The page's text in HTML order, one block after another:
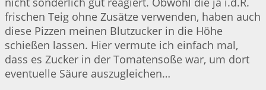
frischen Teig ohne Zusätze verwenden, haben auch
diese Pizzen meinen Blutzucker in die Höhe
schießen lassen. Hier vermute ich einfach mal,
dass es Zucker in der Tomatensoße war, um dort
eventuelle Säure auszugleichen…